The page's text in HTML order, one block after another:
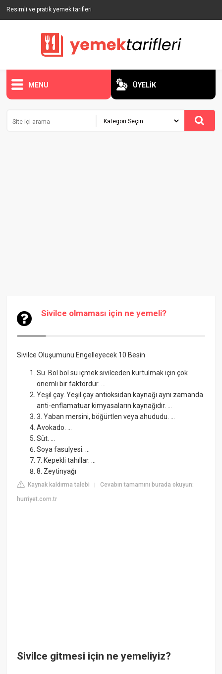
Resimli ve pratik yemek tarifleri
MENU ÜYELİK
Sivilce olmaması için ne yemeli?
Sivilce Oluşumunu Engelleyecek 10 Besin
Su. Bol bol su içmek sivilceden kurtulmak için çok
önemli bir faktördür. ...
Yeşil çay. Yeşil çay antioksidan kaynağı aynı zamanda
anti-enflamatuar kimyasaların kaynağıdır. ...
3. Yaban mersini, böğürtlen veya ahududu. ...
Avokado. ...
Süt. ...
Soya fasulyesi. ...
7. Kepekli tahıllar. ...
8. Zeytinyağı
Kaynak kaldırma talebi |Cevabın tamamını burada okuyun:
hurriyet.com.tr
Sivilce gitmesi için ne yemeliyiz?